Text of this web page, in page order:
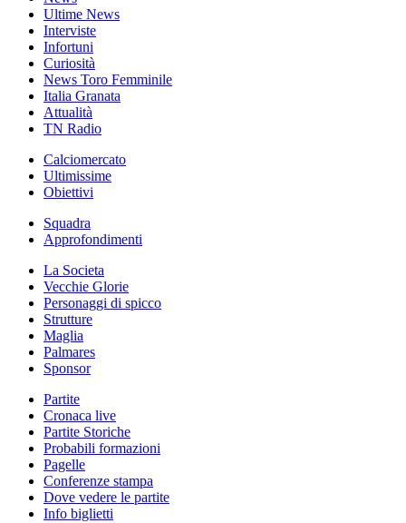
Ultime News
Interviste
Infortuni
Curiosità
News Toro Femminile
Italia Granata
Attualità
TN Radio
Calciomercato
Ultimissime
Obiettivi
Squadra
Approfondimenti
La Societa
Vecchie Glorie
Personaggi di spicco
Strutture
Maglia
Palmares
Sponsor
Partite
Cronaca live
Partite Storiche
Probabili formazioni
Pagelle
Conferenze stampa
Dove vedere le partite
Info biglietti